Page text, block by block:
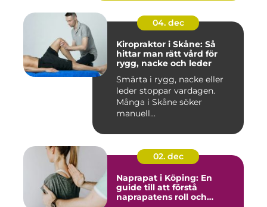
04. dec
Kiropraktor i Skåne: Så
hittar man rätt vård för
rygg, nacke och leder
Smärta i rygg, nacke eller
leder stoppar vardagen.
Många i Skåne söker
manuell...
02. dec
Naprapat i Köping: En
guide till att förstå
naprapatens roll och